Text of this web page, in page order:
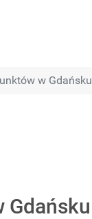
w Gdańsku
Gdańsku